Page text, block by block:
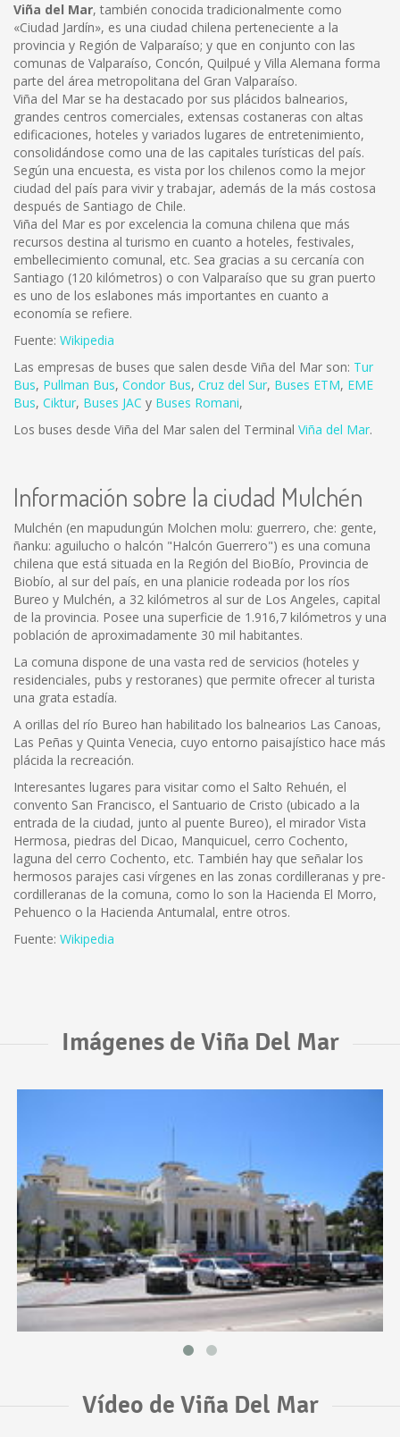
Viña del Mar, también conocida tradicionalmente como
«Ciudad Jardín», es una ciudad chilena perteneciente a la
provincia y Región de Valparaíso; y que en conjunto con las
comunas de Valparaíso, Concón, Quilpué y Villa Alemana forma
parte del área metropolitana del Gran Valparaíso.
Viña del Mar se ha destacado por sus plácidos balnearios,
grandes centros comerciales, extensas costaneras con altas
edificaciones, hoteles y variados lugares de entretenimiento,
consolidándose como una de las capitales turísticas del país.
Según una encuesta, es vista por los chilenos como la mejor
ciudad del país para vivir y trabajar, además de la más costosa
después de Santiago de Chile.
Viña del Mar es por excelencia la comuna chilena que más
recursos destina al turismo en cuanto a hoteles, festivales,
embellecimiento comunal, etc. Sea gracias a su cercanía con
Santiago (120 kilómetros) o con Valparaíso que su gran puerto
es uno de los eslabones más importantes en cuanto a
economía se refiere.
Fuente: Wikipedia
Las empresas de buses que salen desde Viña del Mar son: Tur
Bus, Pullman Bus, Condor Bus, Cruz del Sur, Buses ETM, EME
Bus, Ciktur, Buses JAC y Buses Romani,
Los buses desde Viña del Mar salen del Terminal Viña del Mar.
Información sobre la ciudad Mulchén
Mulchén (en mapudungún Molchen molu: guerrero, che: gente,
ñanku: aguilucho o halcón "Halcón Guerrero") es una comuna
chilena que está situada en la Región del BioBío, Provincia de
Biobío, al sur del país, en una planicie rodeada por los ríos
Bureo y Mulchén, a 32 kilómetros al sur de Los Angeles, capital
de la provincia. Posee una superficie de 1.916,7 kilómetros y una
población de aproximadamente 30 mil habitantes.
La comuna dispone de una vasta red de servicios (hoteles y
residenciales, pubs y restoranes) que permite ofrecer al turista
una grata estadía.
A orillas del río Bureo han habilitado los balnearios Las Canoas,
Las Peñas y Quinta Venecia, cuyo entorno paisajístico hace más
plácida la recreación.
Interesantes lugares para visitar como el Salto Rehuén, el
convento San Francisco, el Santuario de Cristo (ubicado a la
entrada de la ciudad, junto al puente Bureo), el mirador Vista
Hermosa, piedras del Dicao, Manquicuel, cerro Cochento,
laguna del cerro Cochento, etc. También hay que señalar los
hermosos parajes casi vírgenes en las zonas cordilleranas y pre-
cordilleranas de la comuna, como lo son la Hacienda El Morro,
Pehuenco o la Hacienda Antumalal, entre otros.
Fuente: Wikipedia
Imágenes de Viña Del Mar
Vídeo de Viña Del Mar